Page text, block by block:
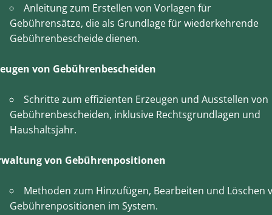
Anleitung zum Erstellen von Vorlagen für
Gebührensätze, die als Grundlage für wiederkehrende
Gebührenbescheide dienen.
von Gebührenbescheiden
Schritte zum effizienten Erzeugen und Ausstellen von
Gebührenbescheiden, inklusive Rechtsgrundlagen und
Haushaltsjahr.
von Gebührenpositionen
Methoden zum Hinzufügen, Bearbeiten und Löschen
Gebührenpositionen im System.